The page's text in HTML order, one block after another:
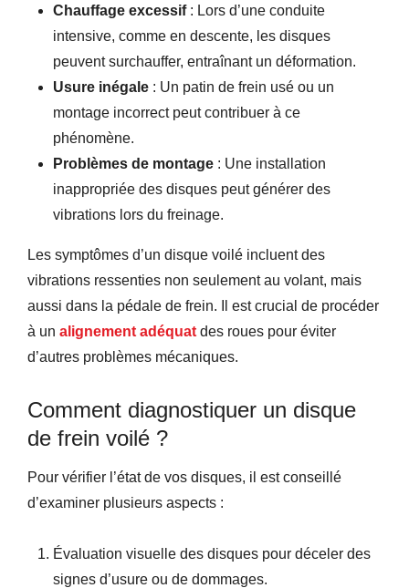
Chauffage excessif: Lors d’une conduite
intensive, comme en descente, les disques
peuvent surchauffer, entraînant un déformation.
Usure inégale : Un patin de frein usé ou un
montage incorrect peut contribuer à ce
phénomène.
Problèmes de montage : Une installation
inappropriée des disques peut générer des
vibrations lors du freinage.
Les symptômes d’un disque voilé incluent des
vibrations ressenties non seulement au volant, mais
aussi dans la pédale de frein. Il est crucial de procéder
à un alignement adéquat des roues pour éviter
d’autres problèmes mécaniques.
Comment diagnostiquer un disque
de frein voilé ?
Pour vérifier l’état de vos disques, il est conseillé
d’examiner plusieurs aspects :
Évaluation visuelle des disques pour déceler des
signes d’usure ou de dommages.